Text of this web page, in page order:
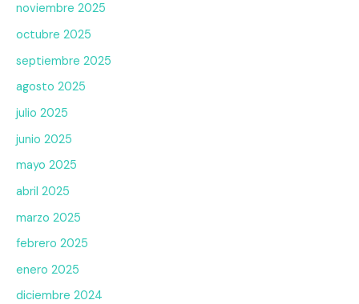
noviembre 2025
octubre 2025
septiembre 2025
agosto 2025
julio 2025
junio 2025
mayo 2025
abril 2025
marzo 2025
febrero 2025
enero 2025
diciembre 2024